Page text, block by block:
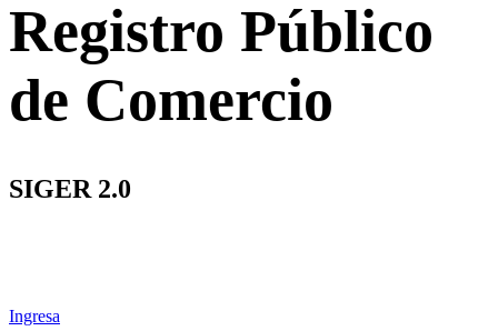
Registro Público
de Comercio
SIGER 2.0
Ingresa